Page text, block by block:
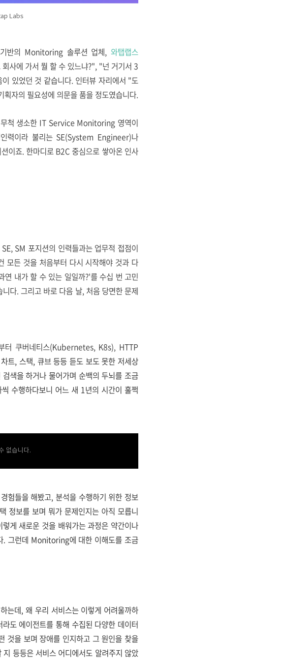
Labs
기반의 Monitoring 솔루션 업체,와탭랩스
사에 가서 뭘 할 수 있느냐?", "넌 거기서 3
있었던 것 같습니다. 인터뷰 자리에서 "도
자의 필요성에 의문을 품을 정도였습니다.
무척 생소한 IT Service Monitoring 영역이
력이라 불리는 SE(System Engineer)나
죠. 한마디로 B2C 중심으로 쌓아온 인사
SM 포지션의 인력들과는 업무적 접점이
모든 것을 처음부터 다시 시작해야 것과 다
연 내가 할 수 있는 일일까?'를 수십 번 고민
다. 그리고 바로 다음 날, 처음 당면한 문제
터 쿠버네티스(Kubernetes, K8s), HTTP
트, 스택, 큐브 등등 듣도 보도 못한 저세상
색을 하거나 물어가며 순백의 두뇌를 조금
수행하다보니 어느 새 1년의 시간이 훌쩍
없습니다.
험들을 해봤고, 분석을 수행하기 위한 정보
정보를 보며 뭐가 문제인지는 아직 모릅니
게 새로운 것을 배워가는 과정은 약간이나
. 그런데 Monitoring에 대한 이해도를 조금
는데, 왜 우리 서비스는 이렇게 어려울까하
도 에이전트를 통해 수집된 다양한 데이터
것을 보며 장애를 인지하고 그 원인을 찾을
등등은 서비스 어디에서도 알려주지 않았